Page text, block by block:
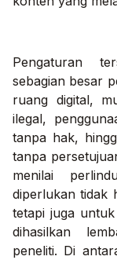
Pengaturan
sebagian besar
ruang digital,
ilegal,
tanpa hak,
tanpa
menilai
diperlukan tidak
tetapi juga
dihasilkan
peneliti. Di